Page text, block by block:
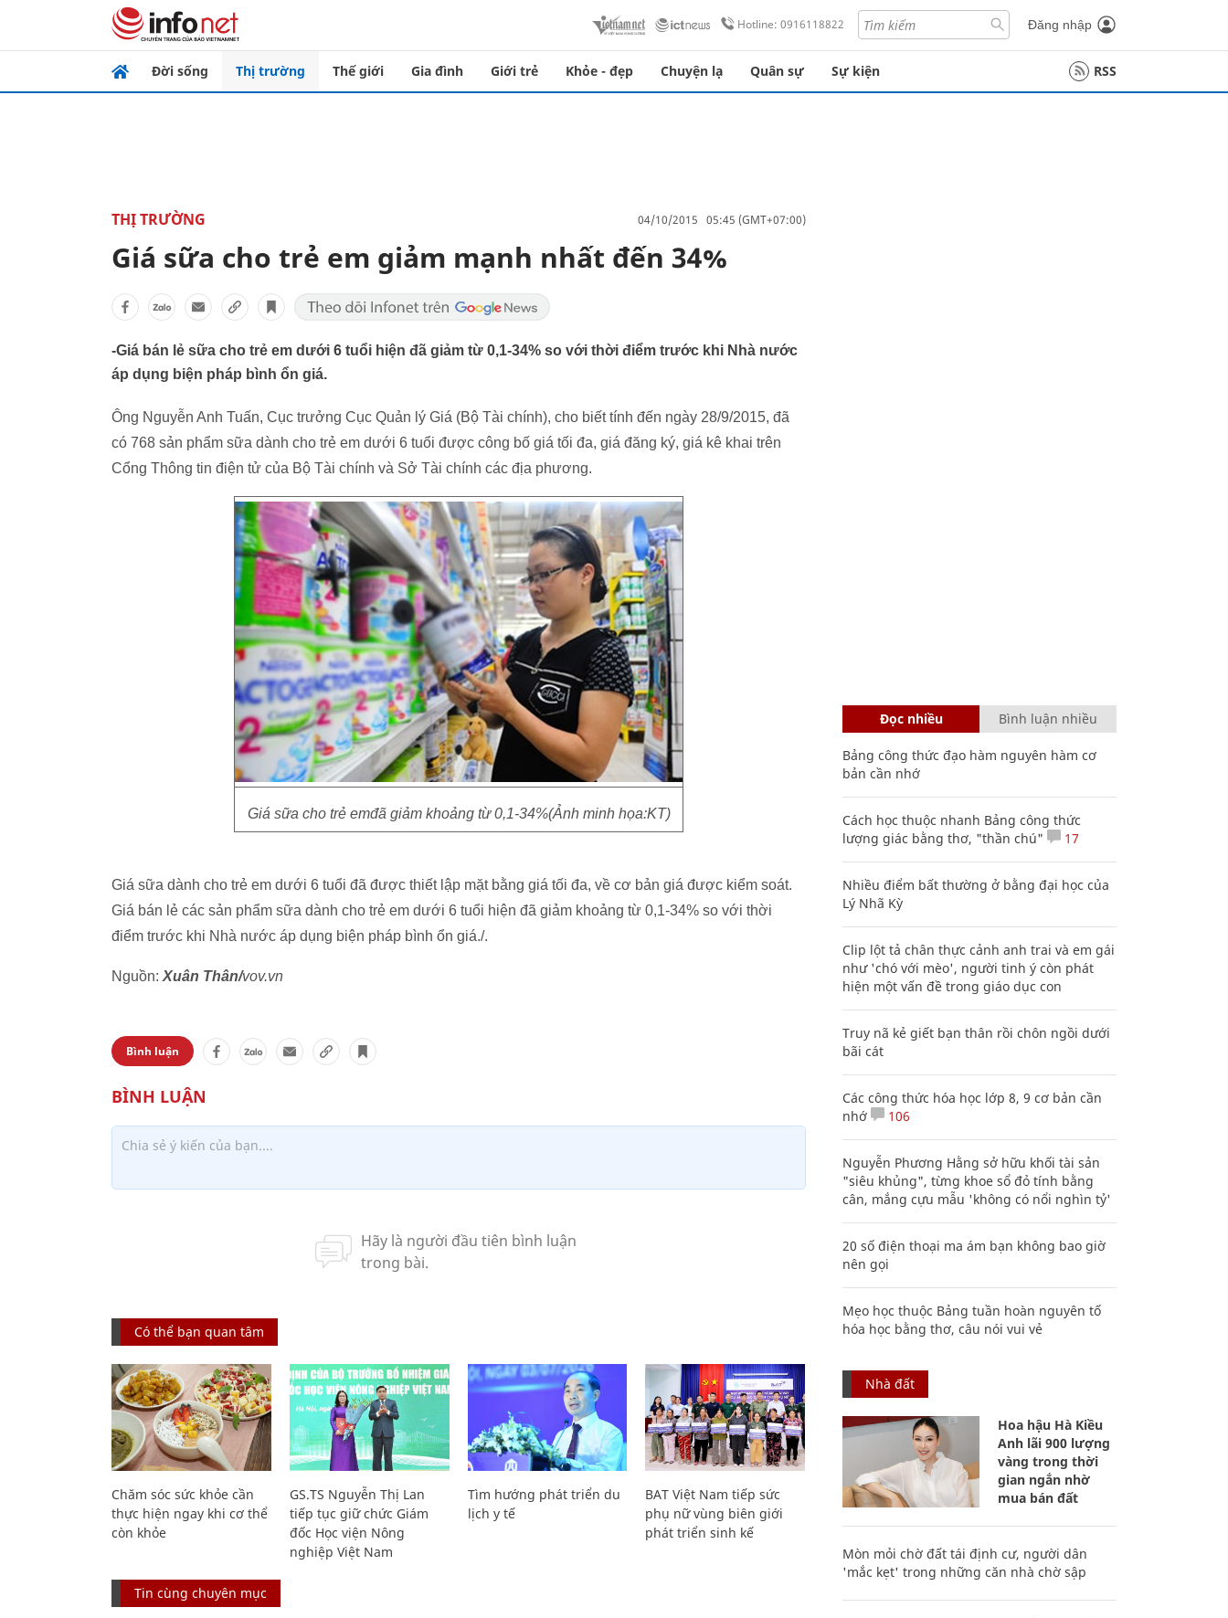
Hotline: 0916118822 Đăng nhập
Đời sống Thị trường Thế giới Gia đình Giới trẻ Khỏe - đẹp Chuyện lạ Quân sự Sự kiện RSS
THỊ TRƯỜNG 04/10/2015 05:45 (GMT+07:00)
Giá sữa cho trẻ em giảm mạnh nhất đến 34%
-Giá bán lẻ sữa cho trẻ em dưới 6 tuổi hiện đã giảm từ 0,1-34% so với thời điểm trước khi Nhà nước
áp dụng biện pháp bình ổn giá.
Ông Nguyễn Anh Tuấn, Cục trưởng Cục Quản lý Giá (Bộ Tài chính), cho biết tính đến ngày 28/9/2015, đã
có 768 sản phẩm sữa dành cho trẻ em dưới 6 tuổi được công bố giá tối đa, giá đăng ký, giá kê khai trên
Cổng Thông tin điện tử của Bộ Tài chính và Sở Tài chính các địa phương.
Giá sữa cho trẻ emđã giảm khoảng từ 0,1-34%(Ảnh minh họa:KT)
Giá sữa dành cho trẻ em dưới 6 tuổi đã được thiết lập mặt bằng giá tối đa, về cơ bản giá được kiểm soát.
Giá bán lẻ các sản phẩm sữa dành cho trẻ em dưới 6 tuổi hiện đã giảm khoảng từ 0,1-34% so với thời
điểm trước khi Nhà nước áp dụng biện pháp bình ổn giá./.
Nguồn: Xuân Thân/vov.vn
Bình luận
Có thể bạn quan tâm
Chăm sóc sức khỏe cần
thực hiện ngay khi cơ thể
còn khỏe
GS.TS Nguyễn Thị Lan
tiếp tục giữ chức Giám
đốc Học viện Nông
nghiệp Việt Nam
Tìm hướng phát triển du
lịch y tế
BAT Việt Nam tiếp sức
phụ nữ vùng biên giới
phát triển sinh kế
Tin cùng chuyên mục
Đọc nhiều Bình luận nhiều
Bảng công thức đạo hàm nguyên hàm cơ
bản cần nhớ
Cách học thuộc nhanh Bảng công thức
lượng giác bằng thơ, "thần chú"
17
Nhiều điểm bất thường ở bằng đại học của
Lý Nhã Kỳ
Clip lột tả chân thực cảnh anh trai và em gái
như 'chó với mèo', người tinh ý còn phát
hiện một vấn đề trong giáo dục con
Truy nã kẻ giết bạn thân rồi chôn ngồi dưới
bãi cát
Các công thức hóa học lớp 8, 9 cơ bản cần
nhớ
106
Nguyễn Phương Hằng sở hữu khối tài sản
"siêu khủng", từng khoe sổ đỏ tính bằng
cân, mắng cựu mẫu 'không có nổi nghìn tỷ'
20 số điện thoại ma ám bạn không bao giờ
nên gọi
Mẹo học thuộc Bảng tuần hoàn nguyên tố
hóa học bằng thơ, câu nói vui vẻ
Nhà đất
Hoa hậu Hà Kiều
Anh lãi 900 lượng
vàng trong thời
gian ngắn nhờ
mua bán đất
Mòn mỏi chờ đất tái định cư, người dân
'mắc kẹt' trong những căn nhà chờ sập